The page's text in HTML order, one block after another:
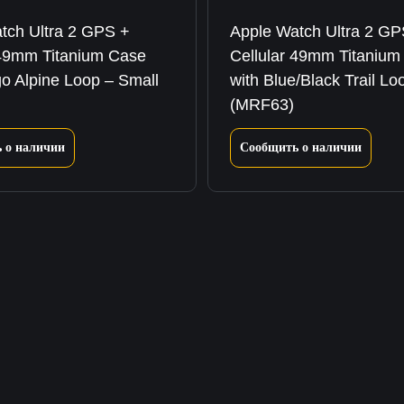
Ultra 2 GPS +
Titanium Case
Alpine Loop – Small
о наличии
Apple Watch Ultra 2
Cellular 49mm
with Blue/Black Trail
(MRF63)
Сообщить о наличии